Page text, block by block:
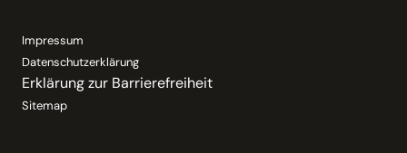
Impressum
Datenschutzerklärung
Erklärung zur Barrierefreiheit
Sitemap